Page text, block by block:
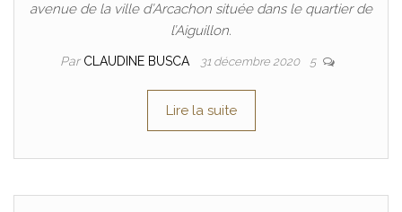
avenue de la ville d’Arcachon située dans le quartier de
l’Aiguillon.
Par CLAUDINE BUSCA 31 décembre 2020 5
Lire la suite